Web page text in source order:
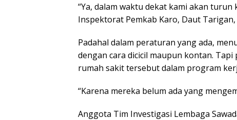
“Ya, dalam waktu dekat kami akan
Inspektorat Pemkab Karo, Daut Tarigan,
Padahal dalam peraturan yang ada,
dengan cara dicicil maupun kontan.
rumah sakit tersebut dalam program
“Karena mereka belum ada yang
Anggota Tim Investigasi Lembaga